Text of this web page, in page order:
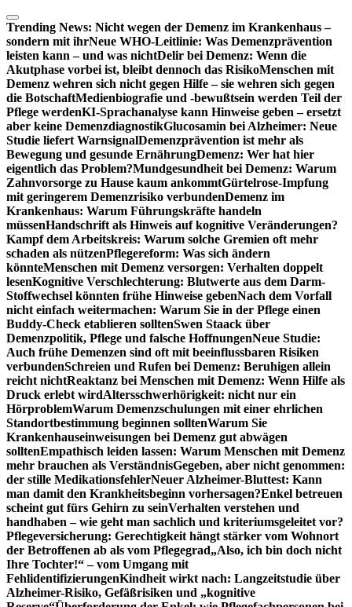
Zum
Inhalt
springen
Trending News: Nicht wegen der Demenz im Krankenhaus –
sondern mit ihrNeue WHO-Leitlinie: Was Demenzprävention
leisten kann – und was nichtDelir bei Demenz: Wenn die
Akutphase vorbei ist, bleibt dennoch das RisikoMenschen mit
Demenz wehren sich nicht gegen Hilfe – sie wehren sich gegen
die BotschaftMedienbiografie und -bewußtsein werden Teil der
Pflege werdenKI-Sprachanalyse kann Hinweise geben – ersetzt
aber keine DemenzdiagnostikGlucosamin bei Alzheimer: Neue
Studie liefert WarnsignalDemenzprävention ist mehr als
Bewegung und gesunde ErnährungDemenz: Wer hat hier
eigentlich das Problem?Mundgesundheit bei Demenz: Warum
Zahnvorsorge zu Hause kaum ankommtGürtelrose-Impfung
mit geringerem Demenzrisiko verbundenDemenz im
Krankenhaus: Warum Führungskräfte handeln
müssenHandschrift als Hinweis auf kognitive Veränderungen?
Kampf dem Arbeitskreis: Warum solche Gremien oft mehr
schaden als nützenPflegereform: Was sich ändern
könnteMenschen mit Demenz versorgen: Verhalten doppelt
lesenKognitive Verschlechterung: Blutwerte aus dem Darm-
Stoffwechsel könnten frühe Hinweise gebenNach dem Vorfall
nicht einfach weitermachen: Warum Sie in der Pflege einen
Buddy-Check etablieren solltenSwen Staack über
Demenzpolitik, Pflege und falsche HoffnungenNeue Studie:
Auch frühe Demenzen sind oft mit beeinflussbaren Risiken
verbundenSchreien und Rufen bei Demenz: Beruhigen allein
reicht nichtReaktanz bei Menschen mit Demenz: Wenn Hilfe als
Druck erlebt wirdAltersschwerhörigkeit: nicht nur ein
HörproblemWarum Demenzschulungen mit einer ehrlichen
Standortbestimmung beginnen solltenWarum Sie
Krankenhauseinweisungen bei Demenz gut abwägen
solltenEmpathisch leiden lassen: Warum Menschen mit Demenz
mehr brauchen als VerständnisGegeben, aber nicht genommen:
der stille MedikationsfehlerNeuer Alzheimer-Bluttest: Kann
man damit den Krankheitsbeginn vorhersagen?Enkel betreuen
scheint gut fürs Gehirn zu seinVerhalten verstehen und
handhaben – wie geht man sachlich und kriteriumsgeleitet vor?
Pflegeversicherung: Gerechtigkeit hängt stärker vom Wohnort
der Betroffenen ab als vom Pflegegrad„Also, ich bin doch nicht
Ihre Tochter!“ – vom Umgang mit
FehlidentifizierungenKindheit wirkt nach: Langzeitstudie über
Alzheimer-Risiko, Gefäßrisiken und „kognitive